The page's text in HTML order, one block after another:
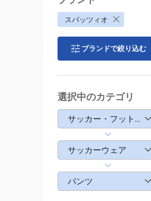
スパッツィオ
ブランドで絞り込む
選択中のカテゴリ
サッカー・フットサル
サッカーウェア
パンツ